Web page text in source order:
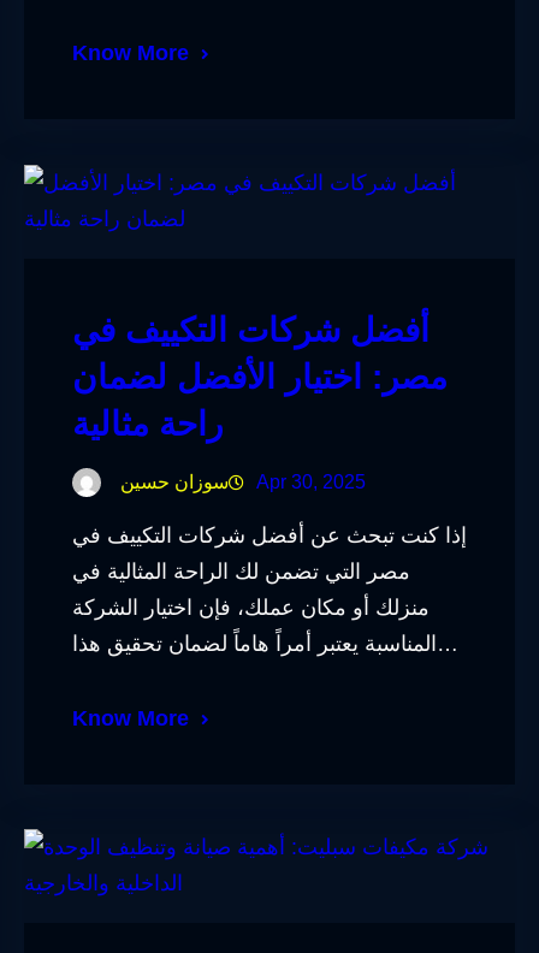
Know More
أفضل شركات التكييف في
مصر: اختيار الأفضل لضمان
راحة مثالية
سوزان حسين Apr 30, 2025
إذا كنت تبحث عن أفضل شركات التكييف في
مصر التي تضمن لك الراحة المثالية في
منزلك أو مكان عملك، فإن اختيار الشركة
المناسبة يعتبر أمراً هاماً لضمان تحقيق هذا…
Know More